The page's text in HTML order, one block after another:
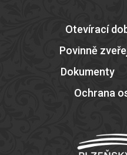
Otevírací
Povinně
Dokumenty
Ochrana